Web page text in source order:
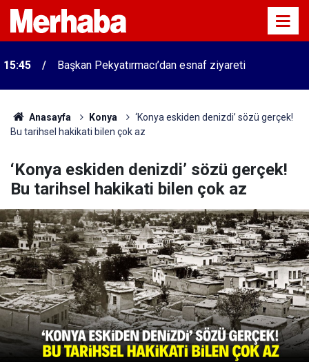
15:45 Başkan Pekyatırmacı’dan esnaf ziyareti
Anasayfa Konya
‘Konya eskiden denizdi’ sözü gerçek!
Bu tarihsel hakikati bilen çok az
‘Konya eskiden denizdi’ sözü gerçek!
Bu tarihsel hakikati bilen çok az